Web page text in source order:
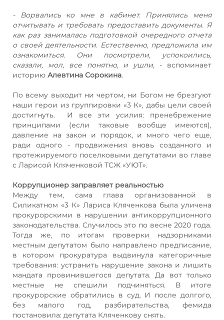
- Ворвались ко мне в кабинет. Принялись меня
отчитывать и требовать предоставить документы. Я
как раз занималась подготовкой очередного отчета
о своей деятельности. Естественно, предложила им
ознакомиться. Они посмотрели, успокоились,
сказали, мол, все понятно, и ушли, - вспоминает
историю Алевтина Сорокина.
По всему выходит ни чертом, ни Богом не брезгуют
наши герои из группировки «3 К», дабы цели своей
достигнуть. И все эти усилия: пренебрежение
принципами (если таковые вообще имеются),
давление на закон и порядок, и много чего еще,
ради одного - продвижения вновь созданного и
протежируемого поселковыми депутатами во главе
с Ларисой Кляченковой ТСЖ «УЮТ».
Коррупционер заправляет реальностью
Между тем, сама глава организованной в
Силикатном «3 К» Лариса Кляченкова была уличена
прокурорскими в нарушении антикоррупционного
законодательства. Случилось это по весне 2020 года.
Тогда же, по итогам проверки надзорниками
местным депутатом было направлено предписание,
в котором прокуратура выдвинула категоричные
требования: устранить нарушение закона и лишить
мандата провинившегося депутата. Да вот только
местные не спешили подчиняться. В итоге
прокурорские обратились в суд. И после долгого,
без малого год, разбирательства, фемида
постановила: депутата Кляченкову снять.